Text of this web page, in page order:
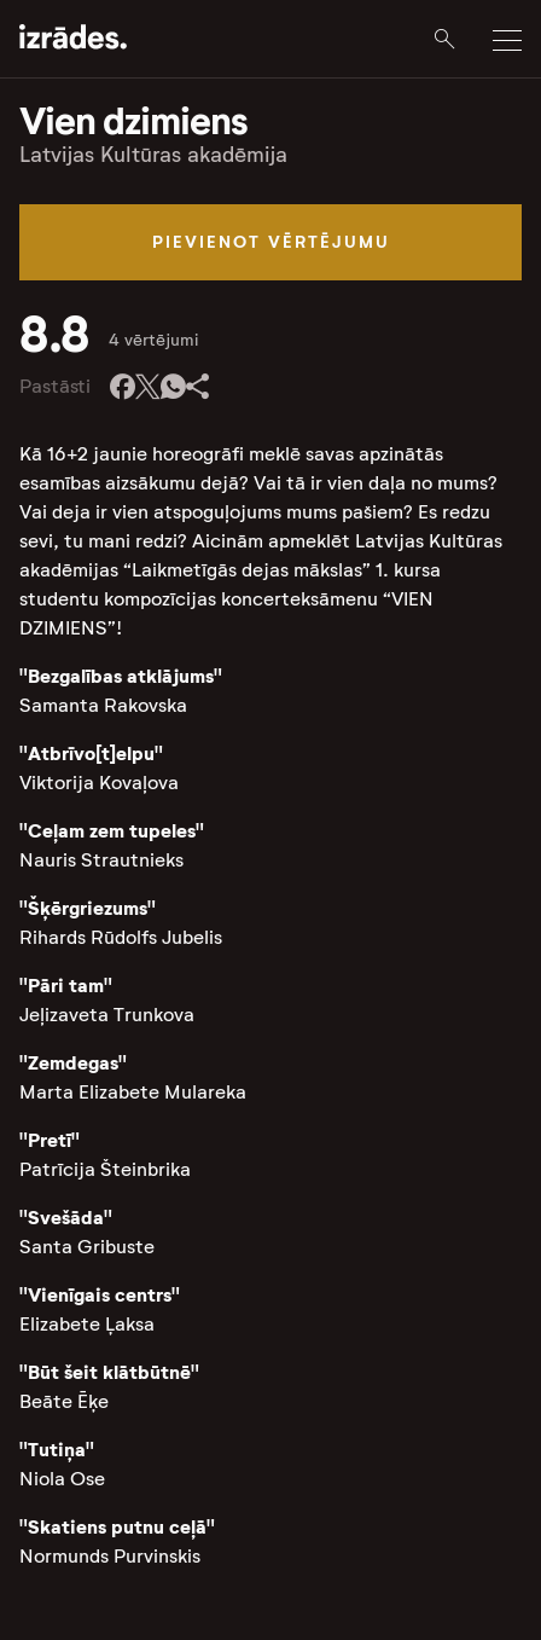
Vien dzimiens
Latvijas Kultūras akadēmija
PIEVIENOT VĒRTĒJUMU
8.8 4 vērtējumi
Pastāsti
Kā 16+2 jaunie horeogrāfi meklē savas apzinātās
esamības aizsākumu dejā? Vai tā ir vien daļa no mums?
Vai deja ir vien atspoguļojums mums pašiem? Es redzu
sevi, tu mani redzi? Aicinām apmeklēt Latvijas Kultūras
akadēmijas “Laikmetīgās dejas mākslas” 1. kursa
studentu kompozīcijas koncerteksāmenu “VIEN
DZIMIENS”!
"Bezgalības atklājums"
Samanta Rakovska
"Atbrīvo[t]elpu"
Viktorija Kovaļova
"Ceļam zem tupeles"
Nauris Strautnieks
"Šķērgriezums"
Rihards Rūdolfs Jubelis
"Pāri tam"
Jeļizaveta Trunkova
"Zemdegas"
Marta Elizabete Mulareka
"Pretī"
Patrīcija Šteinbrika
"Svešāda"
Santa Gribuste
"Vienīgais centrs"
Elizabete Ļaksa
"Būt šeit klātbūtnē"
Beāte Ēķe
"Tutiņa"
Niola Ose
"Skatiens putnu ceļā"
Normunds Purvinskis